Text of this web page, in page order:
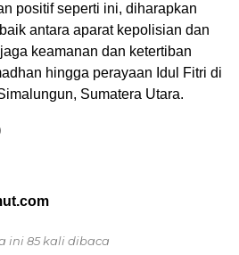
positif seperti ini, diharapkan
antara aparat kepolisian dan
keamanan dan ketertiban
hingga perayaan Idul Fitri di
Sumatera Utara.
ini 85 kali dibaca